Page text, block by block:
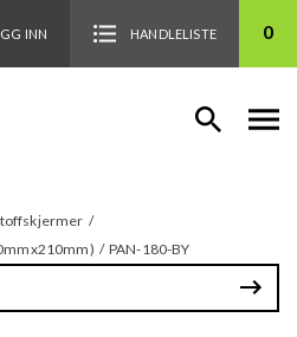
INN HANDLELISTE 0
/
/ PAN-180-BY